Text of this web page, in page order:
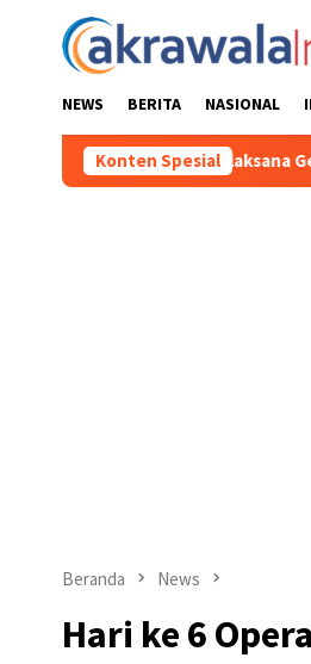
NEWS BERITA NASIONAL
Konten Spesial
Gelar Technical Meeting
Beranda News
Hari ke 6